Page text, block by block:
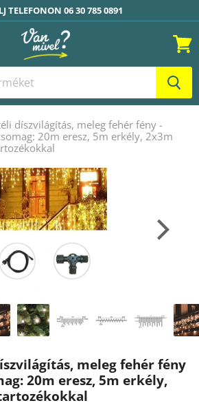
TELEFONON 06 30 785 0891
Kosár
díszvilágítás, meleg fehér fény -
20m eresz, 5m erkély, 2x3m
meleg fehér fény
20m eresz, 5m erkély,